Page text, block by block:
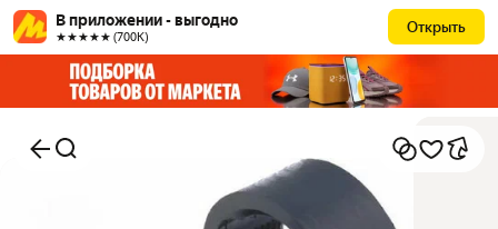
В приложении - выгодно
★★★★★ (700К)
Открыть